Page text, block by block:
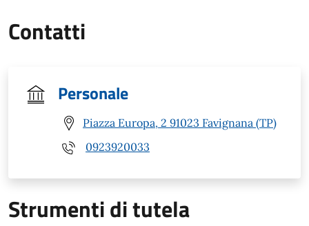
Contatti
Personale
Piazza Europa, 2 91023 Favignana (TP)
0923920033
Strumenti di tutela